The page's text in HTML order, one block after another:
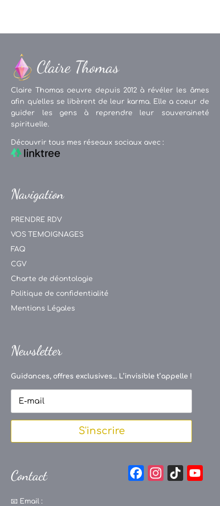
Claire Thomas oeuvre depuis 2012 à révéler les âmes
afin qu'elles se libèrent de leur karma. Elle a coeur de
guider les gens à reprendre leur souveraineté
spirituelle.
Découvrir tous mes réseaux sociaux avec :
Navigation
PRENDRE RDV
VOS TEMOIGNAGES
FAQ
CGV
Charte de déontologie
Politique de confidentialité
Mentions Légales
Newsletter
Guidances, offres exclusives... L’invisible t’appelle !
S'inscrire
Contact
📧 Email :
F
In
Ti